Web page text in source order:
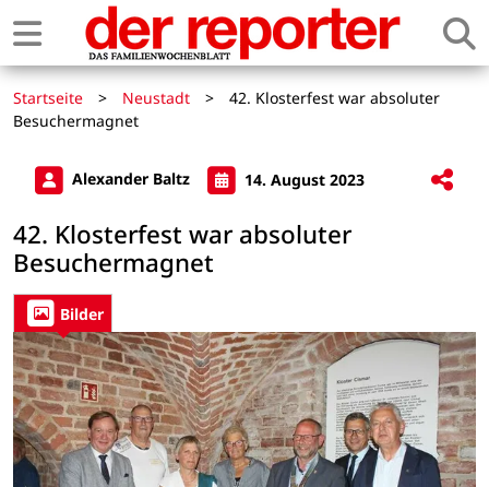
Startseite > Neustadt >
42. Klosterfest war absoluter
Besuchermagnet
Alexander Baltz 14. August 2023
42. Klosterfest war absoluter
Besuchermagnet
Bilder